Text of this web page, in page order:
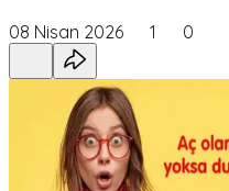
08 Nisan 2026 1 0